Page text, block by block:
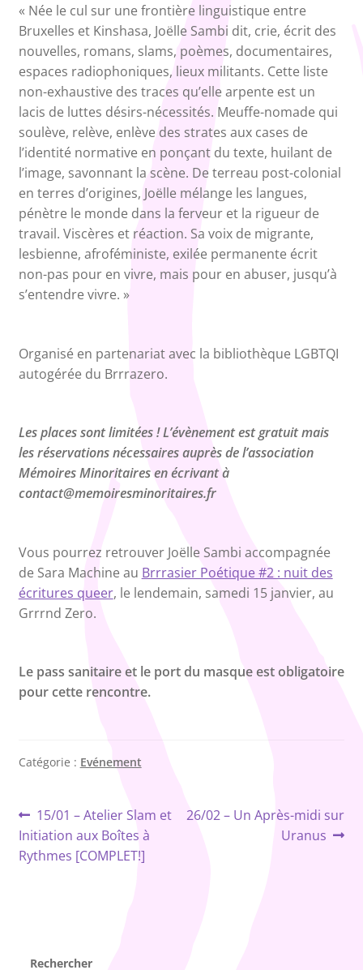
« Née le cul sur une frontière linguistique entre
Bruxelles et Kinshasa, Joëlle Sambi dit, crie, écrit des
nouvelles, romans, slams, poèmes, documentaires,
espaces radiophoniques, lieux militants. Cette liste
non-exhaustive des traces qu’elle arpente est un
lacis de luttes désirs-nécessités. Meuffe-nomade qui
soulève, relève, enlève des strates aux cases de
l’identité normative en ponçant du texte, huilant de
l’image, savonnant la scène. De terreau post-colonial
en terres d’origines, Joëlle mélange les langues,
pénètre le monde dans la ferveur et la rigueur de
travail. Viscères et réaction. Sa voix de migrante,
lesbienne, afroféministe, exilée permanente écrit
non-pas pour en vivre, mais pour en abuser, jusqu’à
s’entendre vivre. »
Organisé en partenariat avec la bibliothèque LGBTQI
autogérée du Brrrazero.
Les places sont limitées ! L’évènement est gratuit mais
les réservations nécessaires auprès de l’association
Mémoires Minoritaires en écrivant à
contact@memoiresminoritaires.fr
Vous pourrez retrouver Joëlle Sambi accompagnée
de Sara Machine au Brrrasier Poétique #2 : nuit des
écritures queer, le lendemain, samedi 15 janvier, au
Grrrnd Zero.
Le pass sanitaire et le port du masque est obligatoire
pour cette rencontre.
Catégorie : Evénement
Navigation
de
Article
précédent :
15/01 – Atelier Slam et
Initiation aux Boîtes à
Rythmes [COMPLET!]
Article
26/02 – Un Après-midi sur
Uranus
Rechercher